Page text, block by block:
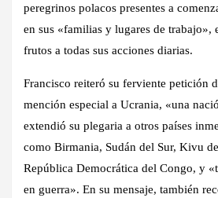
peregrinos polacos presentes a
en sus «familias y lugares de trabajo»,
frutos a todas sus acciones diarias.
Francisco reiteró su ferviente petición
mención especial a Ucrania, «una
extendió su plegaria a otros países
como Birmania, Sudán del Sur, Kivu
República Democrática del Congo, y
en guerra». En su mensaje, también